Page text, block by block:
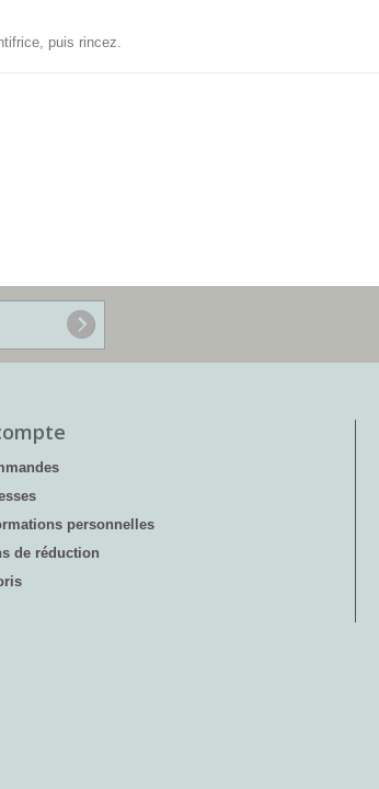
puis rincez.
personnelles
de réduction